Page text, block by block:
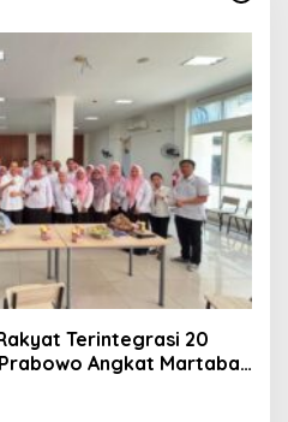
Terintegrasi 20
Angkat Martabat